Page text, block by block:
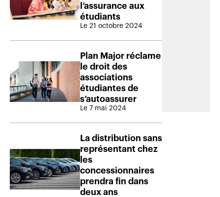
l’assurance aux
étudiants
Le 21 octobre 2024
Plan Major réclame
le droit des
associations
étudiantes de
s’autoassurer
Le 7 mai 2024
La distribution sans
représentant chez
les
concessionnaires
prendra fin dans
deux ans